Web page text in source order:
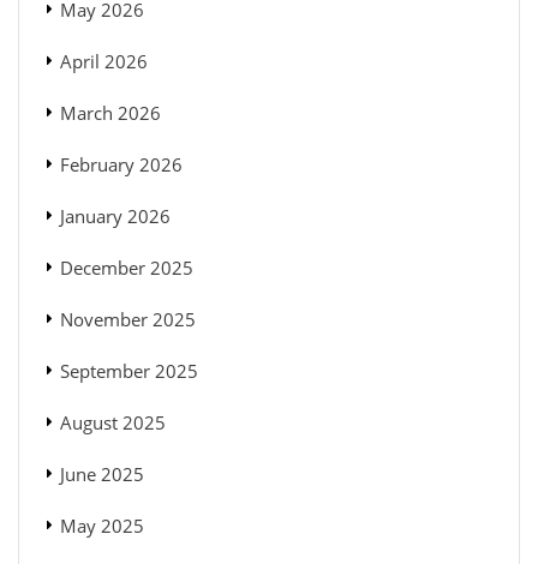
May 2026
April 2026
March 2026
February 2026
January 2026
December 2025
November 2025
September 2025
August 2025
June 2025
May 2025